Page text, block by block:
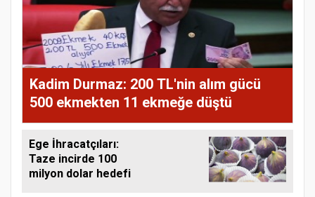
Kadim Durmaz: 200 TL'nin alım gücü
500 ekmekten 11 ekmeğe düştü
Ege İhracatçıları:
Taze incirde 100
milyon dolar hedefi